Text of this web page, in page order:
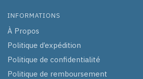
INFORMATIONS
À Propos
Politique d’expédition
Politique de confidentialité
Politique de remboursement